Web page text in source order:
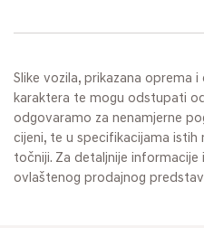
Slike vozila, prikazana oprema
karaktera te mogu odstupati
odgovaramo za nenamjerne
cijeni, te u specifikacijama
točniji. Za detaljnije
ovlaštenog prodajnog